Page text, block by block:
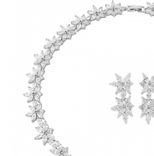
Bijuterii Femei
Bijuterii Copii
Bijuterii Mirese
Selectii
Reduceri
Cele mai noi
Cele mai vandute
Cele mai votate